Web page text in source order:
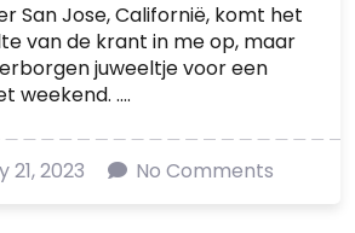
San Jose, Californië, komt het
van de krant in me op, maar
juweeltje voor een
weekend. ....
21, 2023 No Comments